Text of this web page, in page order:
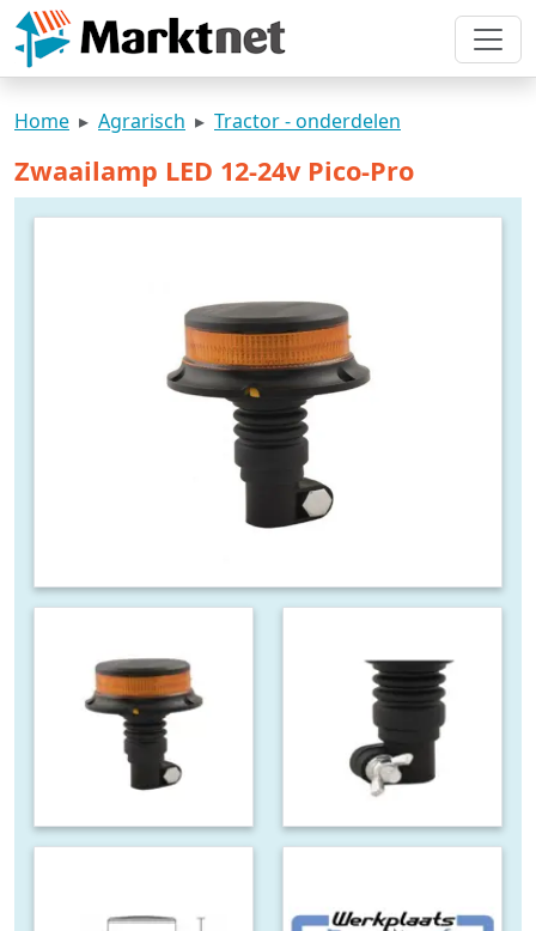
Home Agrarisch Tractor - onderdelen
Zwaailamp LED 12-24v Pico-Pro